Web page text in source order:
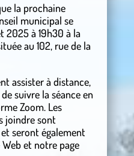
la prochaine
municipal se
2025 à 19h30 à la
au 102, rue de la
assister à distance,
suivre la séance en
Zoom. Les
joindre sont
seront également
et notre page